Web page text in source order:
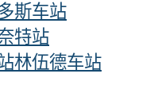
斯车站
特站
林伍德车站